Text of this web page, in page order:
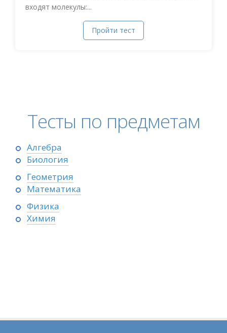
входят молекулы:...
Пройти тест
Тесты по предметам
Алгебра
Биология
Геометрия
Математика
Физика
Химия